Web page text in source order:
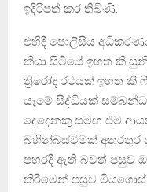
ඉදිරිපත් කර තිබිණි.
එහිදී පොලිසිය
කියා සිටියේ ඉහත කී
ත්‍රිරෝද රථයක් ඉහත
යෑමේ සිද්ධියක්
දෙදෙනකු සමඟ එම
බහින්බස්වීමක් අතරතුර
පහරදී ඇති බවත් පසුව
කිරීමෙන් පසුව